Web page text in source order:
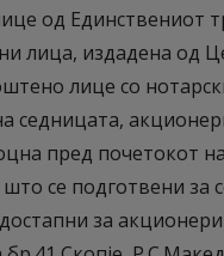
од Единствениот
лица, издадена од
лице со
седницата,
пред почетокот
се подготвени за
за